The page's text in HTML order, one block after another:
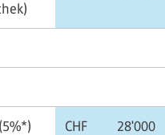
CHF 28'000